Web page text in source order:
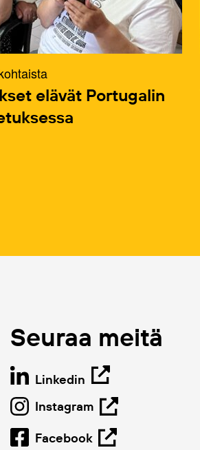
elävät Portugalin
Seuraa meitä
Linkedin
Instagram
Facebook